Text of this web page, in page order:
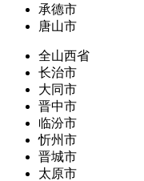
承德市
唐山市
全山西省
长治市
大同市
晋中市
临汾市
忻州市
晋城市
太原市